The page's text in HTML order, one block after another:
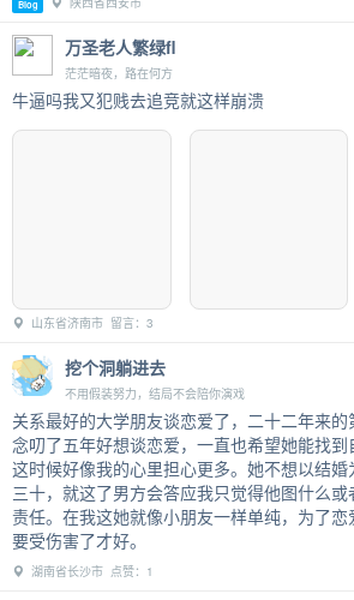
Blog
万圣老人繁绿fl
茫茫暗夜，路在何方
牛逼吗我又犯贱去追竞就这样崩溃
山东省济南市 留言：3
挖个洞躺进去
不用假装努力，结局不会陪你演戏
关系最好的大学朋友谈恋爱了，二十二年来
念叨了五年好想谈恋爱，一直也希望她能找
这时候好像我的心里担心更多。她不想以结
三十，就这了男方会答应我只觉得他图什么
责任。在我这她就像小朋友一样单纯，为了
要受伤害了才好。
湖南省长沙市 点赞：1